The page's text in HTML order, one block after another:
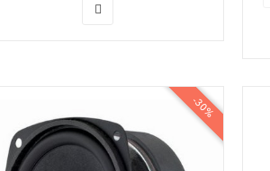
-30%